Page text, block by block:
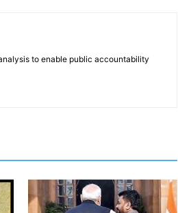
to enable public accountability